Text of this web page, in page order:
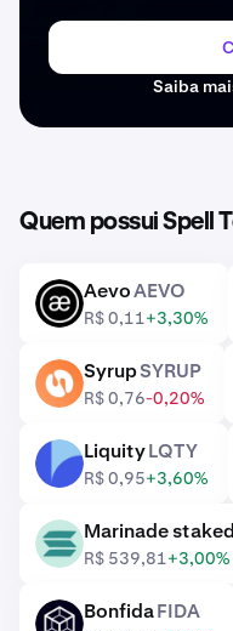
Saiba
Quem possui Spell
AEVO AevoAEVO
R$ 0,11+3,30%
SYRUP SyrupSYRUP
R$ 0,76-0,20%
LQTY LiquityLQTY
R$ 0,95+3,60%
MSOL Marinade
R$ 539,81+3,00%
FIDA BonfidaFIDA